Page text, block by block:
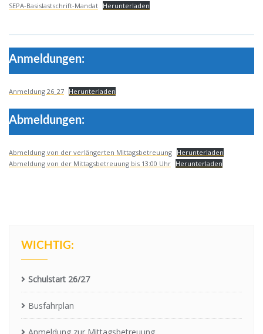
SEPA-Basislastschrift-Mandat Herunterladen
Anmeldungen:
Anmeldung 26_27 Herunterladen
Abmeldungen:
Abmeldung von der verlängerten Mittagsbetreuung Herunterladen
Abmeldung von der Mittagsbetreuung bis 13:00 Uhr Herunterladen
WICHTIG:
Schulstart 26/27
Busfahrplan